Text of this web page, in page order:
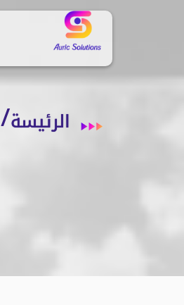
الرئيسة/